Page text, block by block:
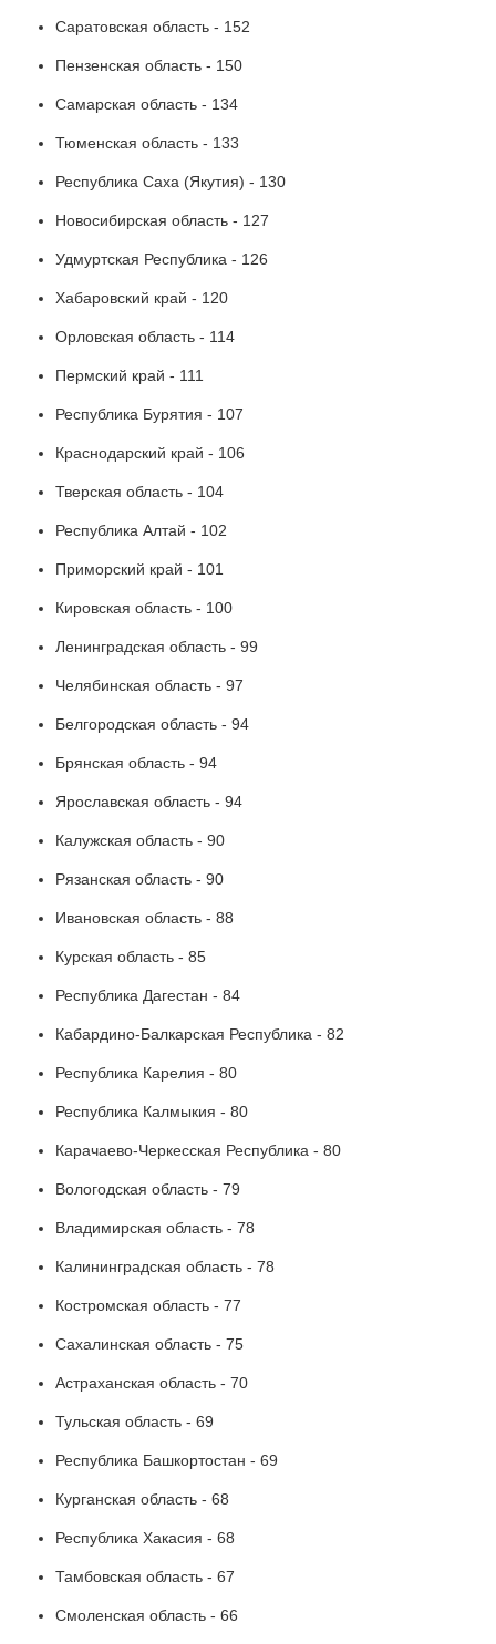
Саратовская область - 152
Пензенская область - 150
Самарская область - 134
Тюменская область - 133
Республика Саха (Якутия) - 130
Новосибирская область - 127
Удмуртская Республика - 126
Хабаровский край - 120
Орловская область - 114
Пермский край - 111
Республика Бурятия - 107
Краснодарский край - 106
Тверская область - 104
Республика Алтай - 102
Приморский край - 101
Кировская область - 100
Ленинградская область - 99
Челябинская область - 97
Белгородская область - 94
Брянская область - 94
Ярославская область - 94
Калужская область - 90
Рязанская область - 90
Ивановская область - 88
Курская область - 85
Республика Дагестан - 84
Кабардино-Балкарская Республика - 82
Республика Карелия - 80
Республика Калмыкия - 80
Карачаево-Черкесская Республика - 80
Вологодская область - 79
Владимирская область - 78
Калининградская область - 78
Костромская область - 77
Сахалинская область - 75
Астраханская область - 70
Тульская область - 69
Республика Башкортостан - 69
Курганская область - 68
Республика Хакасия - 68
Тамбовская область - 67
Смоленская область - 66